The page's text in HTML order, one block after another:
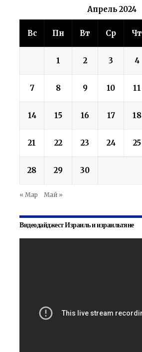
Апрель 2024
Вс Пн Вт Ср Чт
1 2 3 4
7 8 9 10 11
14 15 16 17 18
21 22 23 24 25
28 29 30
« Мар Май »
Видеодайджест Израиль и израильтяне